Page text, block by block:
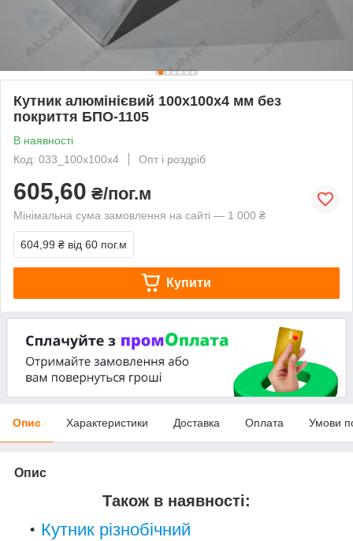
Кутник алюмінієвий 100х100х4 мм без
покриття БПО-1105
В наявності
Код: 033_100х100х4
Опт і роздріб
605,60 ₴/пог.м
Мінімальна сума замовлення на сайті — 1 000 ₴
604,99 ₴ від 60 пог.м
Купити
Опис Характеристики Доставка Оплата Умови
Опис
Також в наявності:
Кутник різнобічний